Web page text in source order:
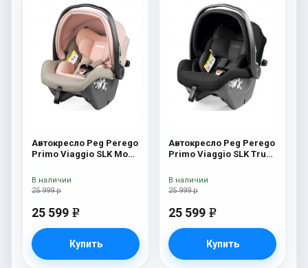
Автокресло Peg Perego
Primo Viaggio SLK Mon
25 999 р
25 599 e
Купить
В наличии
Автокресло Peg Perego
Primo Viaggio SLK True
25 999 р
25 599 e
Купить
В наличии